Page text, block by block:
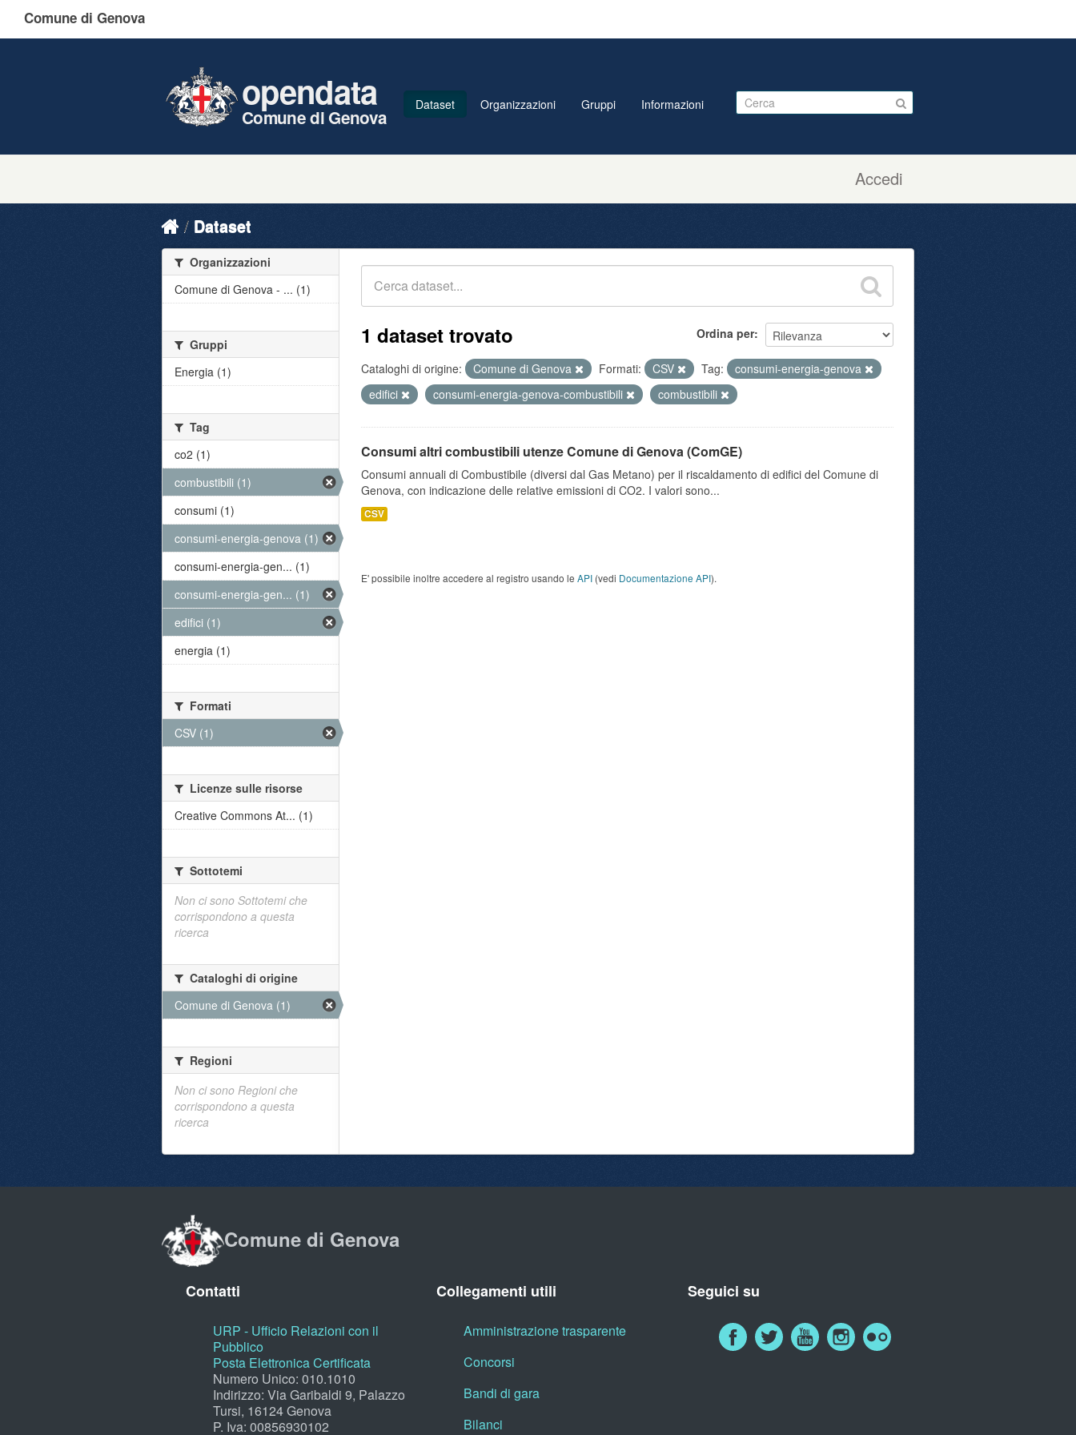
Comune di Genova
Accedi
opendata
Comune di Genova
Dataset Organizzazioni Gruppi Informazioni
Dataset
Ordina per
1 dataset trovato
Cataloghi di origine: Comune di Genova Formati: CSV Tag:
consumi-energia-genova
edifici
consumi-energia-genova-combustibili combustibili
Consumi altri combustibili utenze Comune di Genova (ComGE)
Consumi annuali di Combustibile (diversi dal Gas Metano) per il riscaldamento di edifici del Comune di
Genova, con indicazione delle relative emissioni di CO2. I valori sono...
CSV
E' possibile inoltre accedere al registro usando le API (vedi Documentazione API).
Organizzazioni
Comune di Genova - ... (1)
Gruppi
Energia (1)
Tag
co2 (1)
combustibili (1)
consumi (1)
consumi-energia-genova (1)
consumi-energia-gen... (1)
consumi-energia-gen... (1)
edifici (1)
energia (1)
Formati
CSV (1)
Licenze sulle risorse
Creative Commons At... (1)
Sottotemi
Non ci sono Sottotemi che
corrispondono a questa
ricerca
Cataloghi di origine
Comune di Genova (1)
Regioni
Non ci sono Regioni che
corrispondono a questa
ricerca
Comune di Genova
Contatti
URP - Ufficio Relazioni con il
Pubblico
Posta Elettronica Certificata
Numero Unico: 010.1010
Indirizzo: Via Garibaldi 9, Palazzo
Tursi, 16124 Genova
P. Iva: 00856930102
Collegamenti utili
Amministrazione trasparente
Concorsi
Bandi di gara
Bilanci
Seguici su